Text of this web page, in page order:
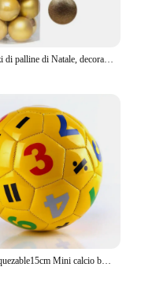
24 pezzi di palline di Natale, decorazioni per l'albero di Natale, ornamenti per la decorazione domestica, accessori per palline pendenti di Halloween, Capodanno
PVC squezable15cm Mini calcio bambini prescolare giocattolo per bambini calcio ragazzo regalo piccola palla da allenamento interazione genitore-figlio